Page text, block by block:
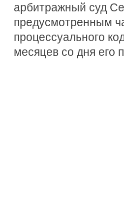
арбитражный суд
предусмотренным
процессуального
месяцев со дня его